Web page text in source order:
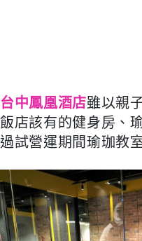
台中鳳凰酒店雖以親
飯店該有的健身房、
過試營運期間瑜珈教